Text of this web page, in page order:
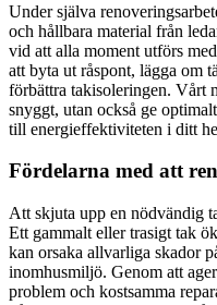
Under själva
och hållbara material från
vid att alla moment utförs
att byta ut råspont, lägga om
förbättra takisoleringen. Vårt
snyggt, utan också ge
till energieffektiviteten i ditt
Fördelarna med att
Att skjuta upp en nödvändig
Ett gammalt eller trasigt tak
kan orsaka allvarliga skador
inomhusmiljö. Genom att
problem och kostsamma